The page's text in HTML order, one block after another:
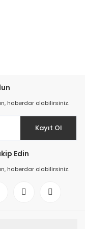
haberdar olabilirsiniz.
Kayıt Ol
Edin
haberdar olabilirsiniz.